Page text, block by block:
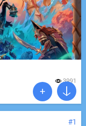
3991
#1